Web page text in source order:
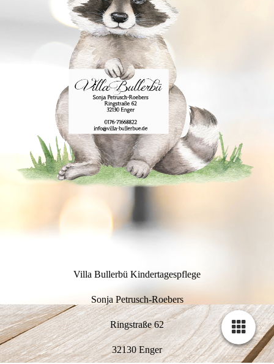
Villa Bullerbü Kindertagespflege
Sonja Petrusch-Roebers
Ringstraße 62
32130 Enger